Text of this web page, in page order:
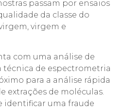
passam por ensaios
da classe do
virgem e
com uma análise de
de espectrometria
para a análise rápida
extrações de moléculas.
identificar uma fraude